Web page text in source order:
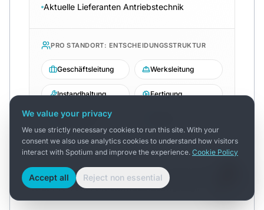
Aktuelle Lieferanten Antriebstechnik
PRO STANDORT: ENTSCHEIDUNGSSTRUKTUR
Geschäftsleitung Werksleitung
Instandhaltung Fertigung
Konstruktion
+ weitere Rollen je nach Werksstruktur
Übersicht der Informationskategorien, die Spotium pro
Endkunde strukturiert liefert. Aus Datenschutzgründen
werden hier keine konkreten Kundendaten gezeigt.
We value your privacy
We use strictly necessary cookies to run this site. With your
consent we also use analytics cookies to understand how visitors
interact with Spotium and improve the experience. Cookie Policy
Accept all Reject non essential